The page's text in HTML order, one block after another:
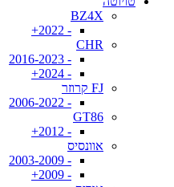
BZ4X
- 2022+
CHR
- 2016-2023
- 2024+
FJ קרוזר
- 2006-2022
GT86
- 2012+
אוונסיס
- 2003-2009
- 2009+